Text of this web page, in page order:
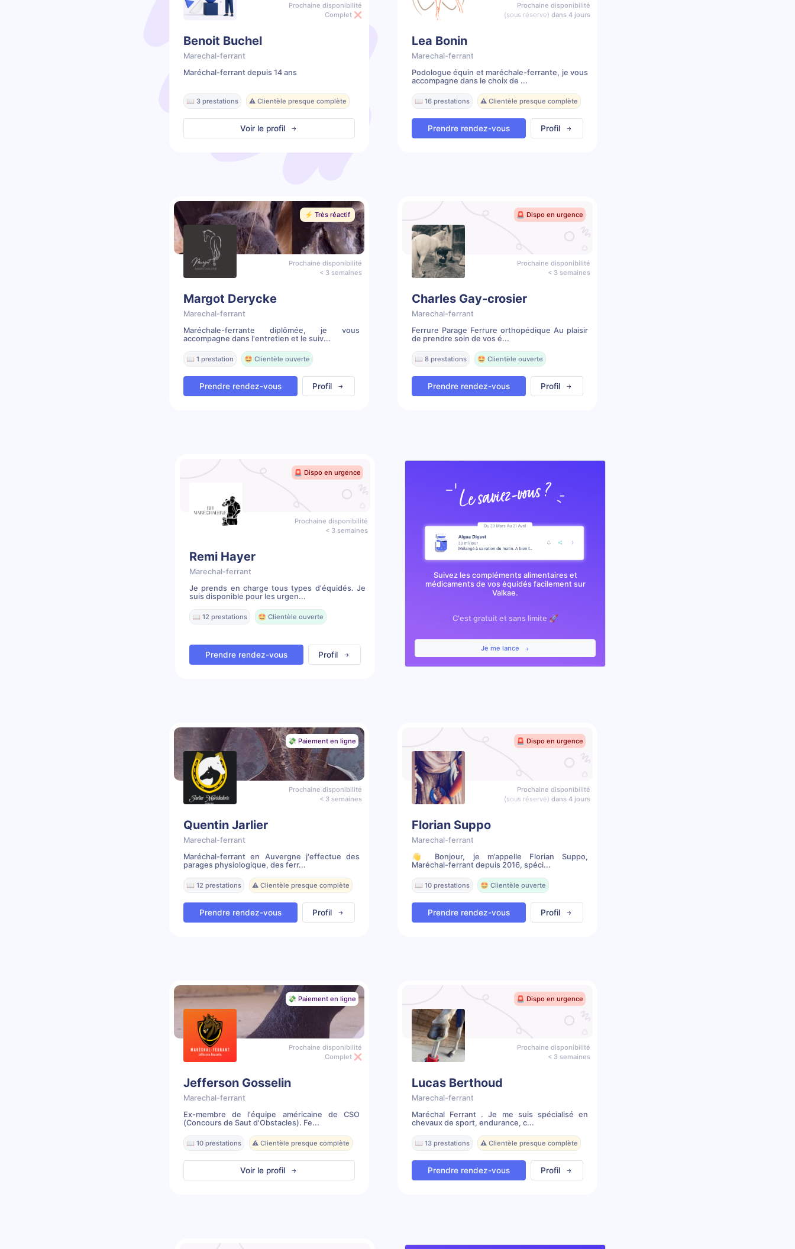
Prochaine disponibilité
Complet ❌
Benoit Buchel
Marechal-ferrant
Maréchal-ferrant depuis 14 ans
📖 3 prestations ⚠️ Clientèle presque complète
Voir le profil
Prochaine disponibilité
(sous réserve) dans 4 jours
Lea Bonin
Marechal-ferrant
Podologue équin et maréchale-ferrante, je vous
accompagne dans le choix de ...
📖 16 prestations ⚠️ Clientèle presque complète
Prendre rendez-vous Profil
⚡️ Très réactif
Prochaine disponibilité
< 3 semaines
Margot Derycke
Marechal-ferrant
Maréchale-ferrante diplômée, je vous
accompagne dans l'entretien et le suiv...
📖 1 prestation 🤩 Clientèle ouverte
Prendre rendez-vous Profil
🚨 Dispo en urgence
Prochaine disponibilité
< 3 semaines
Charles Gay-crosier
Marechal-ferrant
Ferrure Parage Ferrure orthopédique Au plaisir
de prendre soin de vos é...
📖 8 prestations 🤩 Clientèle ouverte
Prendre rendez-vous Profil
🚨 Dispo en urgence
Prochaine disponibilité
< 3 semaines
Remi Hayer
Marechal-ferrant
Je prends en charge tous types d'équidés. Je
suis disponible pour les urgen...
📖 12 prestations 🤩 Clientèle ouverte
Prendre rendez-vous Profil
Suivez les compléments alimentaires et
médicaments de vos équidés facilement sur
Valkae.
C'est gratuit et sans limite 🚀
Je me lance
💸 Paiement en ligne
Prochaine disponibilité
< 3 semaines
Quentin Jarlier
Marechal-ferrant
Maréchal-ferrant en Auvergne j'effectue des
parages physiologique, des ferr...
📖 12 prestations ⚠️ Clientèle presque complète
Prendre rendez-vous Profil
🚨 Dispo en urgence
Prochaine disponibilité
(sous réserve) dans 4 jours
Florian Suppo
Marechal-ferrant
👋 Bonjour, je m’appelle Florian Suppo,
Maréchal-ferrant depuis 2016, spéci...
📖 10 prestations 🤩 Clientèle ouverte
Prendre rendez-vous Profil
💸 Paiement en ligne
Prochaine disponibilité
Complet ❌
Jefferson Gosselin
Marechal-ferrant
Ex-membre de l'équipe américaine de CSO
(Concours de Saut d'Obstacles). Fe...
📖 10 prestations ⚠️ Clientèle presque complète
Voir le profil
🚨 Dispo en urgence
Prochaine disponibilité
< 3 semaines
Lucas Berthoud
Marechal-ferrant
Maréchal Ferrant . Je me suis spécialisé en
chevaux de sport, endurance, c...
📖 13 prestations ⚠️ Clientèle presque complète
Prendre rendez-vous Profil